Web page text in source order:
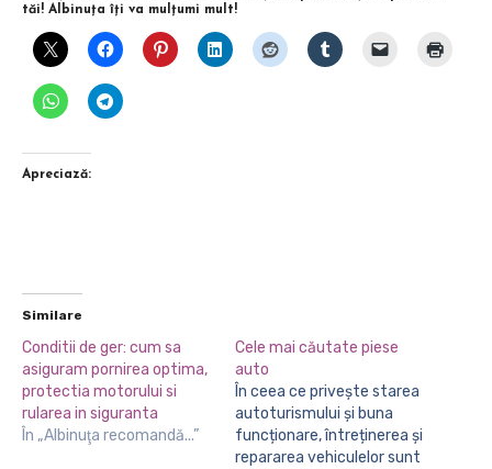
tăi! Albinuţa îţi va mulţumi mult!
Apreciază:
Similare
Conditii de ger: cum sa
asiguram pornirea optima,
protectia motorului si
rularea in siguranta
În „Albinuţa recomandă...”
Cele mai căutate piese
auto
autoturismului și buna
funcționare, întreținerea și
repararea vehiculelor sunt